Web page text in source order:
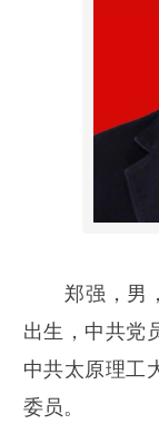
郑强，男，
出生，中共党
中共太原理工
委员。